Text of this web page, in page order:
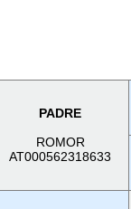
PADRE
ROMOR
AT000562318633